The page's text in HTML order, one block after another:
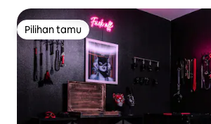
Pilihan tamu
Pilihan tamu